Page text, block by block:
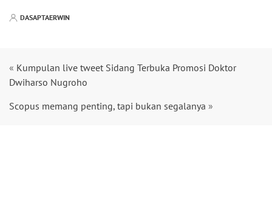
DASAPTAERWIN
« Kumpulan live tweet Sidang Terbuka Promosi Doktor
Dwiharso Nugroho
Scopus memang penting, tapi bukan segalanya »